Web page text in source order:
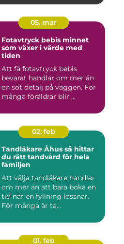
05. mar
Fotavtryck bebis minnet
som växer i värde med
tiden
Att få fotavtryck bebis
bevarat handlar om mer än
en söt detalj på väggen. För
många föräldrar blir ...
02. feb
Tandläkare Åhus så hittar
du rätt tandvård för hela
familjen
Att välja tandläkare handlar
om mer än att bara boka en
tid när en fyllning lossnar.
För många är ta...
01. feb